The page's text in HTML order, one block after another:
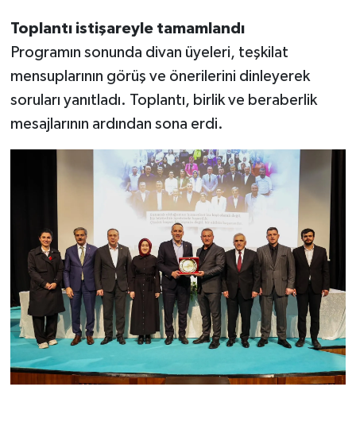
Toplantı istişareyle tamamlandı
Programın sonunda divan üyeleri, teşkilat
mensuplarının görüş ve önerilerini dinleyerek
soruları yanıtladı. Toplantı, birlik ve beraberlik
mesajlarının ardından sona erdi.